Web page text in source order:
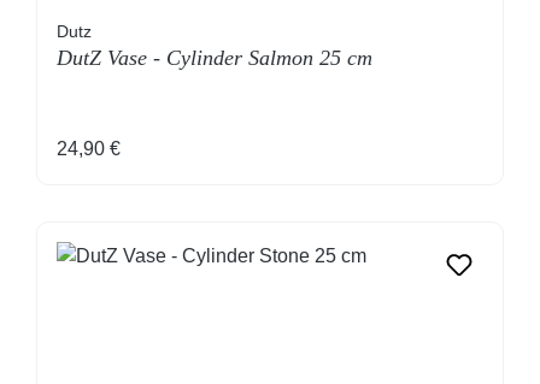
Dutz
DutZ Vase - Cylinder Salmon 25 cm
Regulärer Preis:
24,90 €